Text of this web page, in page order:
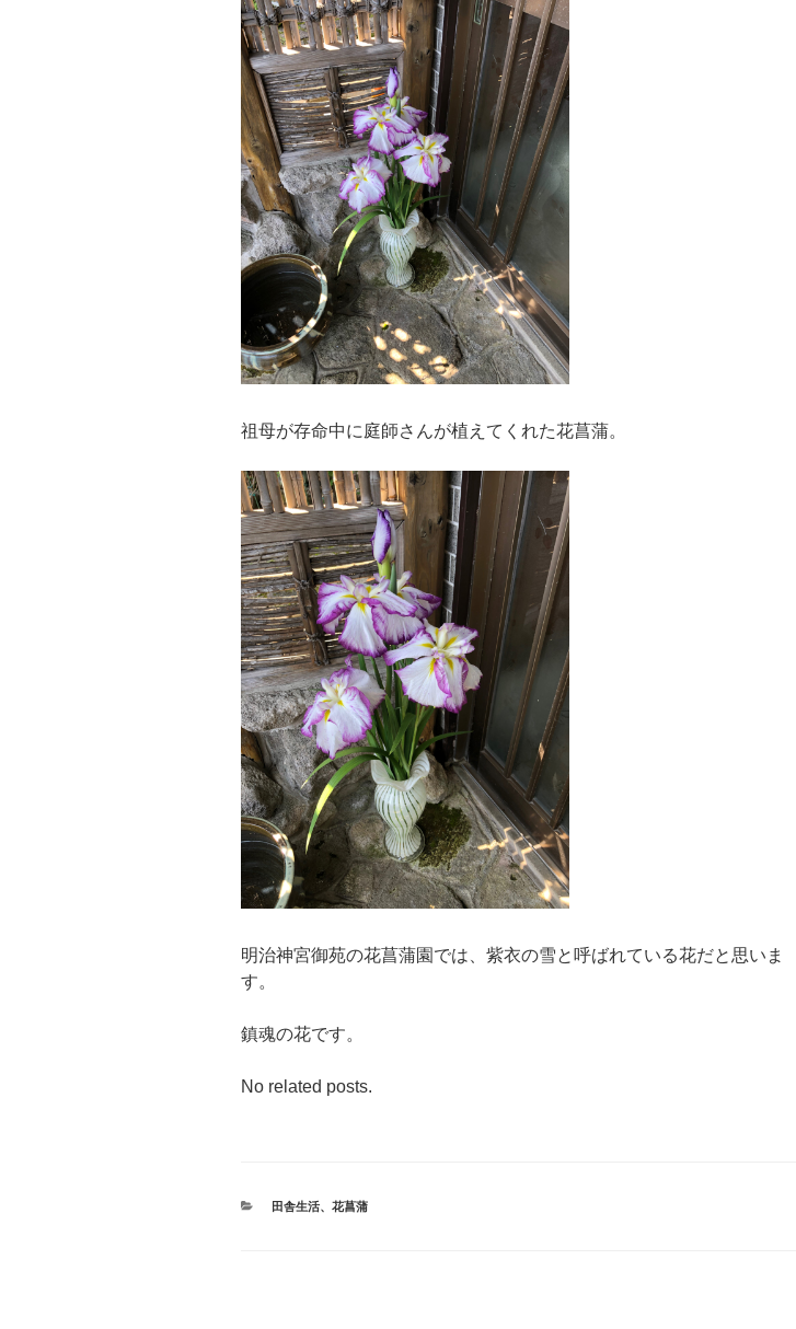
祖母が存命中に庭師さんが植えてくれた花菖蒲。
明治神宮御苑の花菖蒲園では、紫衣の雪と呼ばれている花だと思いま
す。
鎮魂の花です。
No related posts.
カ
田舎生活、 花菖蒲